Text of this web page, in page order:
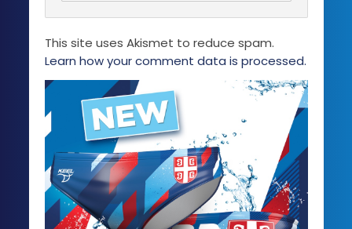
na
stranici
This site uses Akismet to reduce spam.
Learn how your comment data is processed.